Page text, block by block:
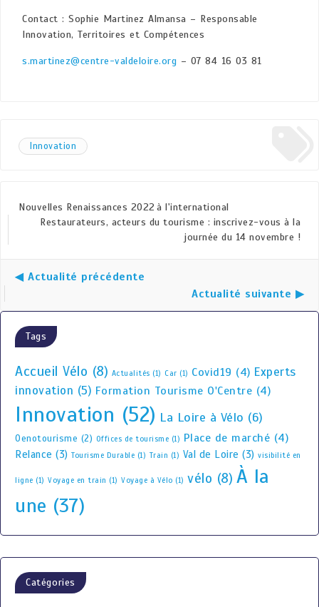
Contact : Sophie Martinez Almansa – Responsable
Innovation, Territoires et Compétences
s.martinez@centre-valdeloire.org – 07 84 16 03 81
Innovation
Nouvelles Renaissances 2022 à l'international
Restaurateurs, acteurs du tourisme : inscrivez-vous à la
journée du 14 novembre !
◀ Actualité précédente
Actualité suivante ▶
Tags
Accueil Vélo (8) Actualités (1) Car (1) Covid19 (4) Experts
innovation (5) Formation Tourisme O'Centre (4)
Innovation (52) La Loire à Vélo (6)
Oenotourisme (2) Offices de tourisme (1) Place de marché (4)
Relance (3) Tourisme Durable (1) Train (1) Val de Loire (3) visibilité en
ligne (1) Voyage en train (1) Voyage à Vélo (1) vélo (8) À la
une (37)
Catégories